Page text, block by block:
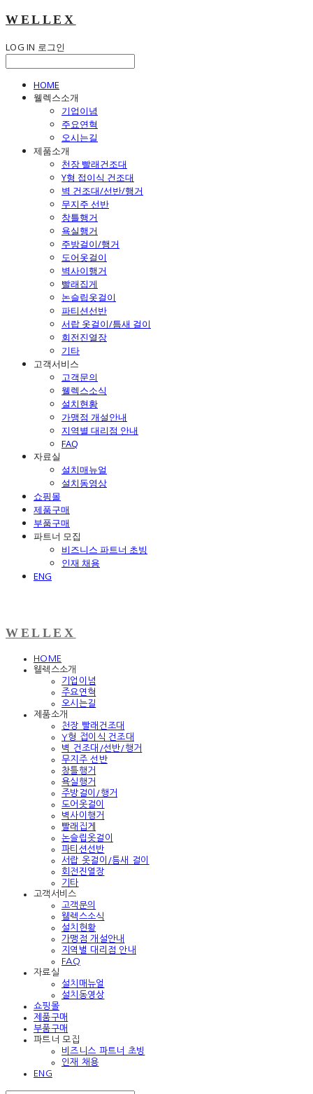
WELLEX
LOG IN 로그인
HOME
웰렉스소개
기업이념
주요연혁
오시는길
제품소개
천장 빨래건조대
Y형 접이식 건조대
벽 건조대/선반/행거
무지주 선반
창틀행거
욕실행거
주방걸이/행거
도어옷걸이
벽사이행거
빨래집게
논슬립옷걸이
파티션선반
서랍 옷걸이/틈새 걸이
회전진열장
기타
고객서비스
고객문의
웰렉스소식
설치현황
가맹점 개설안내
지역별 대리점 안내
FAQ
자료실
설치매뉴얼
설치동영상
쇼핑몰
제품구매
부품구매
파트너 모집
비즈니스 파트너 초빙
인재 채용
ENG
WELLEX
HOME
웰렉스소개
기업이념
주요연혁
오시는길
제품소개
천장 빨래건조대
Y형 접이식 건조대
벽 건조대/선반/행거
무지주 선반
창틀행거
욕실행거
주방걸이/행거
도어옷걸이
벽사이행거
빨래집게
논슬립옷걸이
파티션선반
서랍 옷걸이/틈새 걸이
회전진열장
기타
고객서비스
고객문의
웰렉스소식
설치현황
가맹점 개설안내
지역별 대리점 안내
FAQ
자료실
설치매뉴얼
설치동영상
쇼핑몰
제품구매
부품구매
파트너 모집
비즈니스 파트너 초빙
인재 채용
ENG